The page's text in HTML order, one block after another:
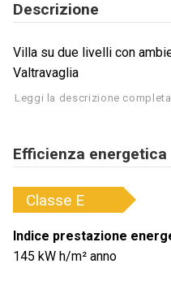
Descrizione
Villa su due livelli con
Valtravaglia
Leggi la descrizione completa
Efficienza energetica
Classe E
Indice prestazione
145 kW h/m² anno